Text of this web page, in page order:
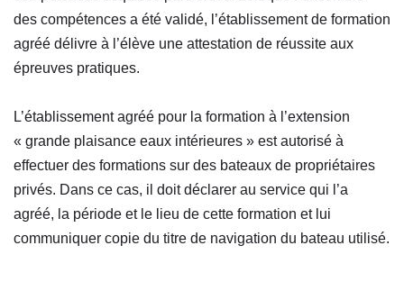
des compétences a été validé, l’établissement de formation
agréé délivre à l’élève une attestation de réussite aux
épreuves pratiques.
L’établissement agréé pour la formation à l’extension
« grande plaisance eaux intérieures » est autorisé à
effectuer des formations sur des bateaux de propriétaires
privés. Dans ce cas, il doit déclarer au service qui l’a
agréé, la période et le lieu de cette formation et lui
communiquer copie du titre de navigation du bateau utilisé.